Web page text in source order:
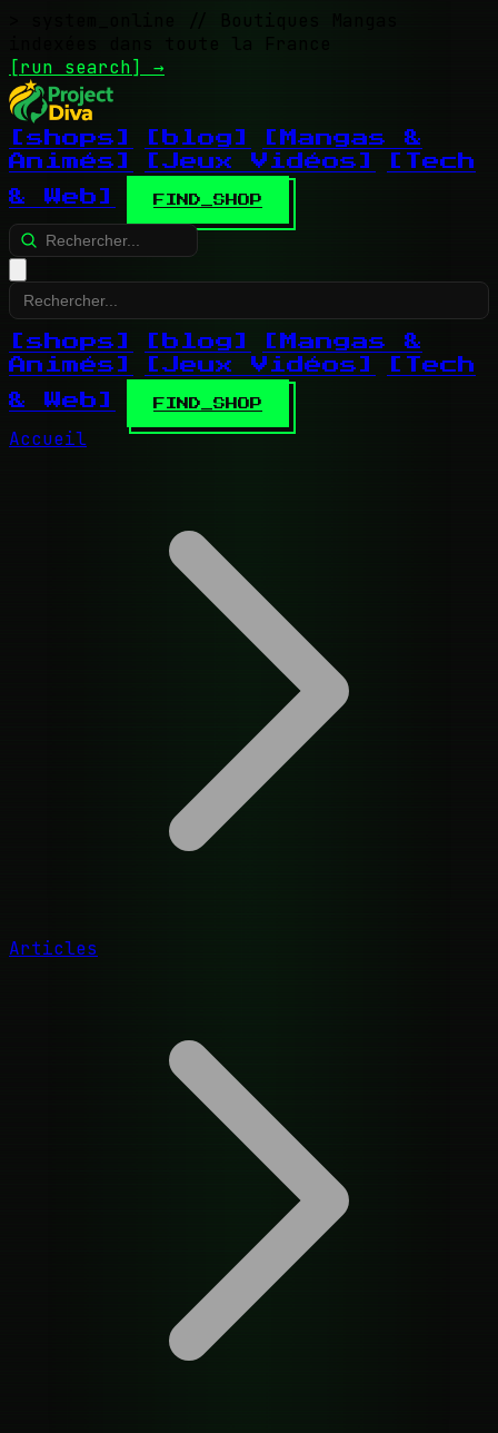
// Boutiques Mangas
indexées dans toute la France
[run search] →
[shops] [blog]
[Mangas &
Animés]
[Jeux Vidéos]
[Tech
& Web]
FIND_SHOP
[shops] [blog]
[Mangas &
Animés]
[Jeux Vidéos]
[Tech
& Web]
FIND_SHOP
Accueil
Articles